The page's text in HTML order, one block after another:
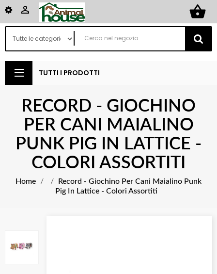
shopping_basket

TUTTI I PRODOTTI
RECORD - GIOCHINO
PER CANI MAIALINO
PUNK PIG IN LATTICE -
COLORI ASSORTITI
Home
Record - Giochino Per Cani Maialino Punk
Pig In Lattice - Colori Assortiti